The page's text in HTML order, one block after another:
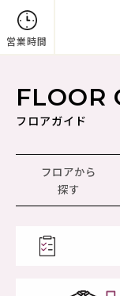
営業時間
FLOOR
フロアガイド
フロアから
探す